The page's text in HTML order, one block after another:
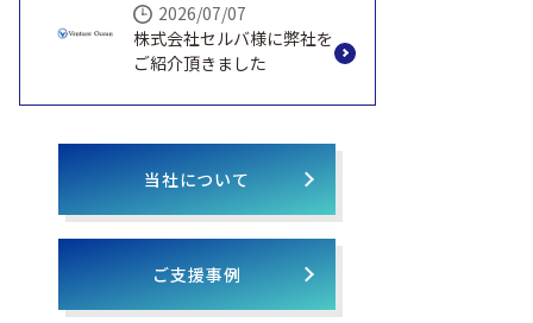
2026/07/07
株式会社セルバ様に弊社を
ご紹介頂きました
当社について
ご支援事例